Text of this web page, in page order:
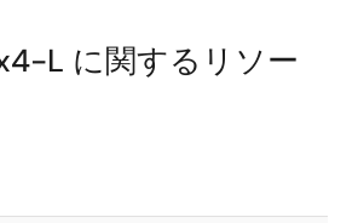
L に関するリソー